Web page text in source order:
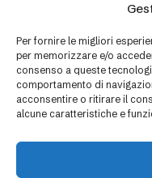
Per fornire le migliori
per memorizzare e/o
consenso a queste
comportamento di
acconsentire o ritirare il
alcune caratteristiche e
SEGRETERIA